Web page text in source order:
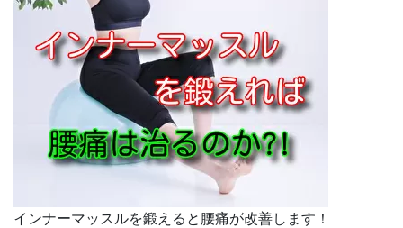
インナーマッスルを鍛えると 腰痛が改善します！